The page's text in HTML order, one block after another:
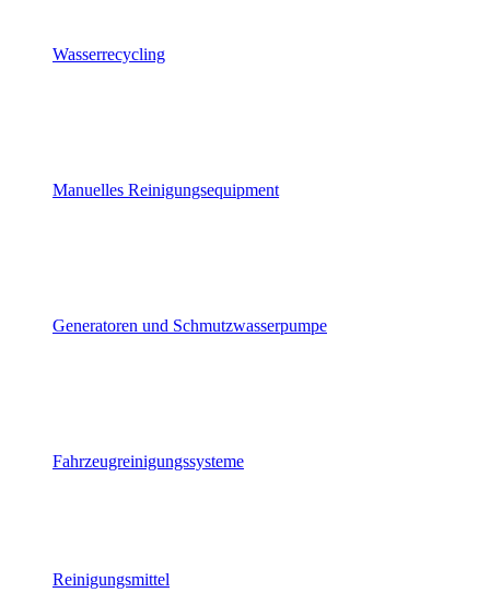
Wasserrecycling
Manuelles Reinigungsequipment
Generatoren und Schmutzwasserpumpe
Fahrzeugreinigungssysteme
Reinigungsmittel